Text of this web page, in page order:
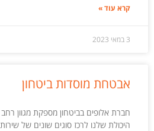
קרא עוד »
3 במאי 2023
אבטחת מוסדות ביטחון
חברת אלופים בביטחון מספקת מגוון
היכולת שלנו לרכז סוגים שונים של